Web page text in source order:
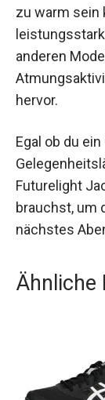
zu warm sein
anderen
hervor.
Egal ob du
Futurelight
brauchst, um
nächstes
Ähnliche